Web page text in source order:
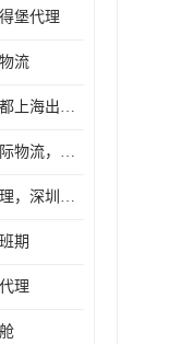
堡代理
流
西非海运专线，成都上海出口纳米比亚海运
深圳成都肯尼亚国际物流，成都非洲物流公司
西非拉各斯海运代理，深圳成都拉各斯海运
期
理